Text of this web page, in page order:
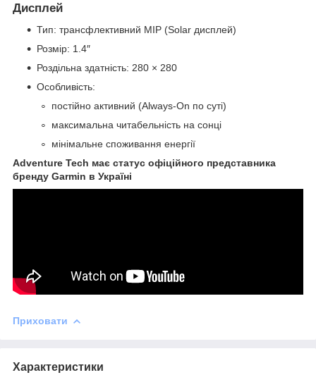
Дисплей
Тип: трансфлективний MIP (Solar дисплей)
Розмір: 1.4″
Роздільна здатність: 280 × 280
Особливість:
постійно активний (Always-On по суті)
максимальна читабельність на сонці
мінімальне споживання енергії
Adventure Tech має статус офіційного представника
бренду Garmin в Україні
Приховати
Характеристики